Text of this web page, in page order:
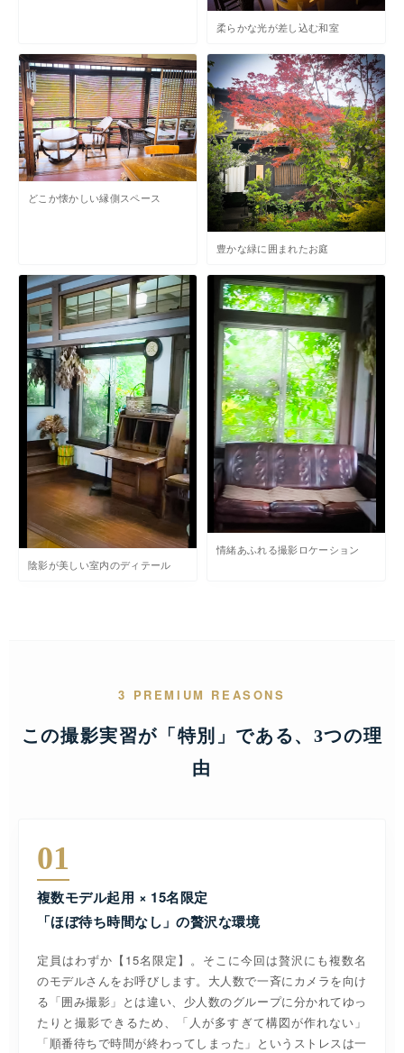
柔らかな光が差し込む和室
どこか懐かしい縁側スペース
豊かな緑に囲まれたお庭
陰影が美しい室内のディテール
情緒あふれる撮影ロケーション
3 PREMIUM REASONS
この撮影実習が「特別」である、3つの理
由
01
複数モデル起用 × 15名限定
「ほぼ待ち時間なし」の贅沢な環境
定員はわずか【15名限定】。そこに今回は贅沢にも複数名
のモデルさんをお呼びします。大人数で一斉にカメラを向け
る「囲み撮影」とは違い、少人数のグループに分かれてゆっ
たりと撮影できるため、「人が多すぎて構図が作れない」
「順番待ちで時間が終わってしまった」というストレスは一